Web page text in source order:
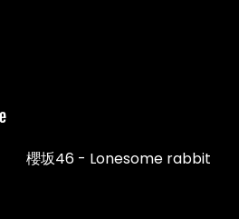
櫻坂46 - Lonesome rabbit